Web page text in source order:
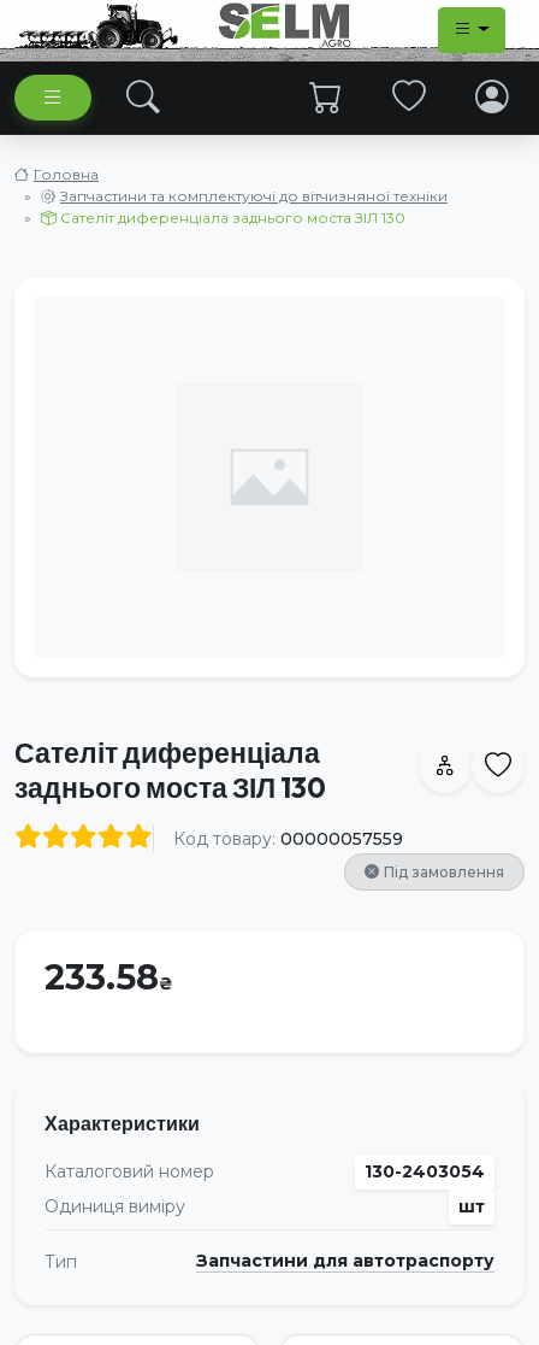
Головна
Запчастини та комплектуючі до вітчизняної техніки
Сателіт диференціала заднього моста ЗІЛ 130
Сателіт диференціала
заднього моста ЗІЛ 130
Код товару: 00000057559
Під замовлення
233.58
Характеристики
Каталоговий номер
130-2403054
Одиниця виміру
шт
Тип Запчастини для автотраспорту